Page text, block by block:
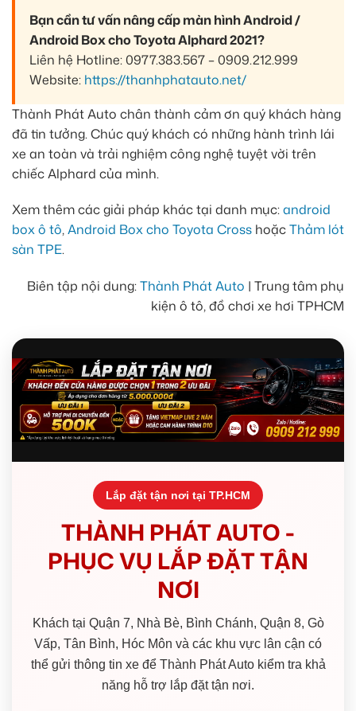
Bạn cần tư vấn nâng cấp màn hình Android /
Android Box cho Toyota Alphard 2021?
Liên hệ Hotline: 0977.383.567 – 0909.212.999
Website: https://thanhphatauto.net/
Thành Phát Auto chân thành cảm ơn quý khách hàng
đã tin tưởng. Chúc quý khách có những hành trình lái
xe an toàn và trải nghiệm công nghệ tuyệt vời trên
chiếc Alphard của mình.
Xem thêm các giải pháp khác tại danh mục:android
box ô tô,Android Box cho Toyota Cross hoặcThảm lót
sàn TPE.
Biên tập nội dung:Thành Phát Auto | Trung tâm phụ
kiện ô tô, đồ chơi xe hơi TPHCM
Lắp đặt tận nơi tại TP.HCM
THÀNH PHÁT AUTO -
PHỤC VỤ LẮP ĐẶT TẬN
NƠI
Khách tại Quận 7, Nhà Bè, Bình Chánh, Quận 8, Gò
Vấp, Tân Bình, Hóc Môn và các khu vực lân cận có
thể gửi thông tin xe để Thành Phát Auto kiểm tra khả
năng hỗ trợ lắp đặt tận nơi.